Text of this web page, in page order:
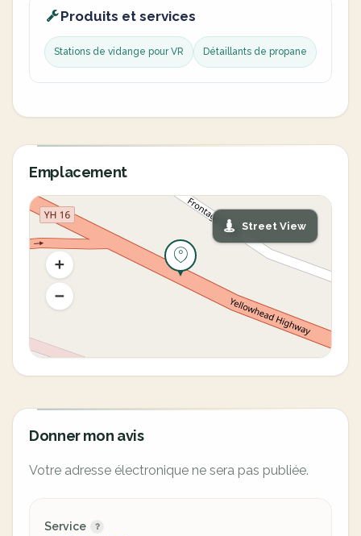
Produits et services
Stations de vidange pour VR Détaillants de propane
Emplacement
Street View
Donner mon avis
Votre adresse électronique ne sera pas publiée.
Service